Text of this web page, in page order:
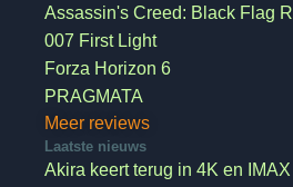
Assassin's Creed: Black Flag
007 First Light
Forza Horizon 6
PRAGMATA
Meer reviews
Laatste nieuws
Akira keert terug in 4K en IMAX